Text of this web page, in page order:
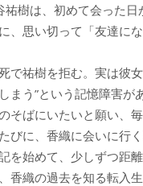
祐樹は、初めて会った日
、思い切って「友達に
で祐樹を拒む。実は彼
まう”という記憶障害が
そばにいたいと願い、
びに、香織に会いに行く
を始めて、少しずつ距離
香織の過去を知る転入